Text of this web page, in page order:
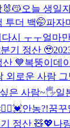
🐰😽오늘 생일
투더 백🤭파자
다시 ㅜㅜ얼마
기 정산 🥹
산 💙복뚱이데
외로운 사람
은 사람~🖐일
안농?!꿈꾸
정산 🧸💖나